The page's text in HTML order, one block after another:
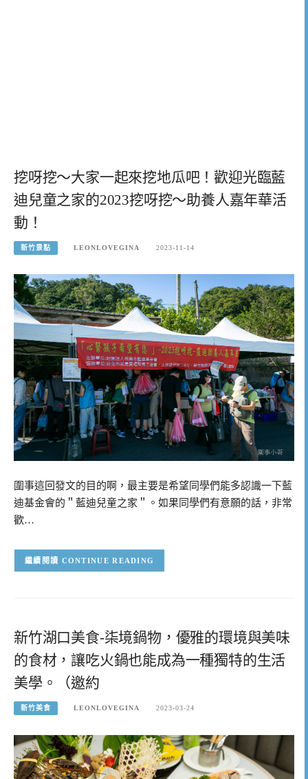
挖呀挖～大家一起來挖地瓜吧！歡迎光臨藍
迪兒童之家的2023挖呀挖～助養人嘉年華活
動！
新竹景點 LEONLOVEGINA 2023-11-14
圍事這回發文的目的啊，最主要是希望同學們能多認識一下藍
迪基金會的＂藍迪兒童之家＂。如果同學們有意願的話，非常
歡…
CONTINUE READING
新竹湖口美食-柒境鍋物，優雅的環境與美味
的食材，讓吃火鍋也能成為一種獨特的生活
美學。（邀約
新竹美食 LEONLOVEGINA 2023-03-24